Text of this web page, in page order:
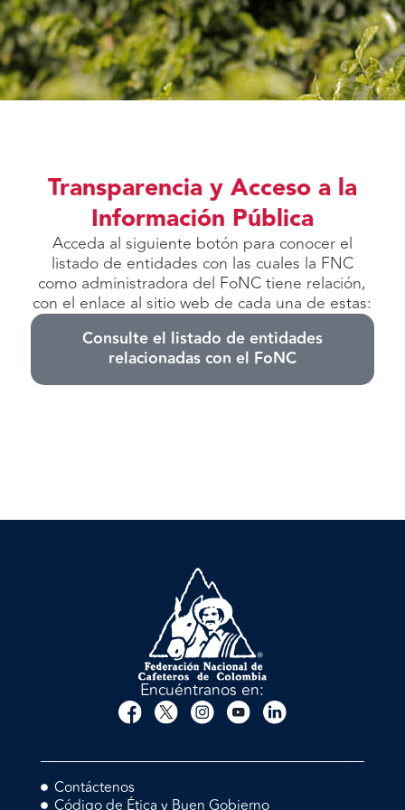
Transparencia y Acceso a la
Información Pública
Acceda al siguiente botón para conocer el
listado de entidades con las cuales la FNC
como administradora del FoNC tiene relación,
con el enlace al sitio web de cada una de estas:
Consulte el listado de entidades
relacionadas con el FoNC
Encuéntranos en:
Contáctenos
Código de Ética y Buen Gobierno